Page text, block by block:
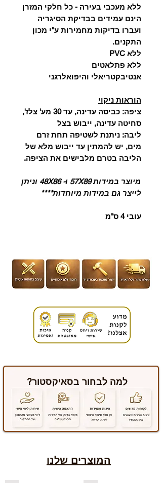
ללא מעכבי בעירה - כל חלקי המזרן
הינם עמידים בבדיקת הסיגריה
ועברו בדיקות מחמירות ע"י מכון
התקנים.
ללא PVC
ללא פתלאטים
אנטיבקטריאלי והיפואלרגני
הוראות ניקוי
ציפה: כביסה עדינה, עד 30 מע' צלז',
סחיטה עדינה, ייבוש בצל
ליבה: ניתנת לשטיפה תחת זרם
מים, יש להמתין עד ייבוש מלא של
הליבה בטרם מלבישים את הציפה.
מיוצר במידות 57X89 ו- 48X86 וניתן
לייצר גם במידות מיוחדות****
עובי 4 ס"מ
למה לבחור בסאיקסטור?
המוצרים שלנו